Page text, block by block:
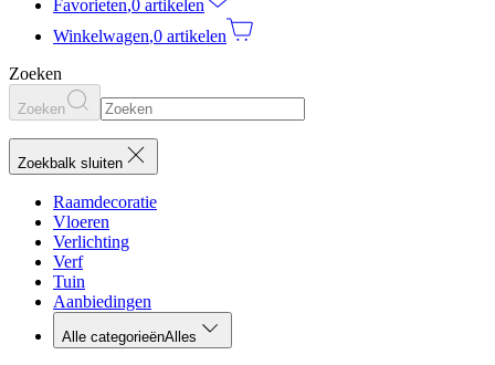
Favorieten,0 artikelen
Winkelwagen,0 artikelen
Zoeken
Zoeken
Zoekbalk sluiten
Raamdecoratie
Vloeren
Verlichting
Verf
Tuin
Aanbiedingen
Alle categorieënAlles